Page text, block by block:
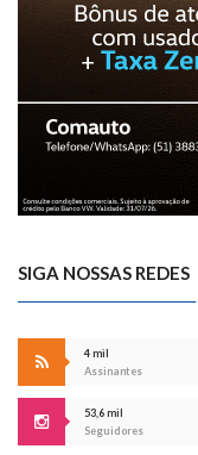
SIGA NOSSAS REDES
4 mil
Assinantes
53,6 mil
Seguidores